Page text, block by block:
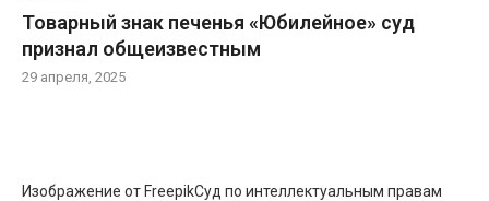
Товарный знак печенья «Юбилейное» суд
признал общеизвестным
29 апреля, 2025
Изображение от FreepikСуд по интеллектуальным правам